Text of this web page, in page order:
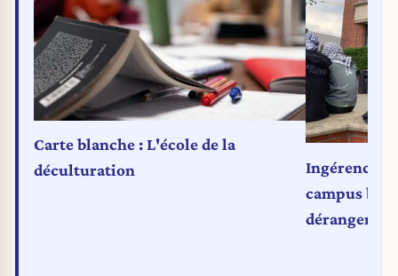
Carte blanche : L'école de la
déculturation
Ingérence
campus
dérangent